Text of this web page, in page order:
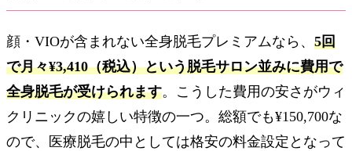
顔・VIOが含まれない全身脱毛プレミアムなら、 5回
で月々¥3,410（税込）という脱毛サロン並みに費用で
全身脱毛が受けられます。こうした費用の安さがウィ
クリニックの嬉しい特徴の一つ。総額でも¥150,700な
ので、医療脱毛の中としては格安の料金設定となって